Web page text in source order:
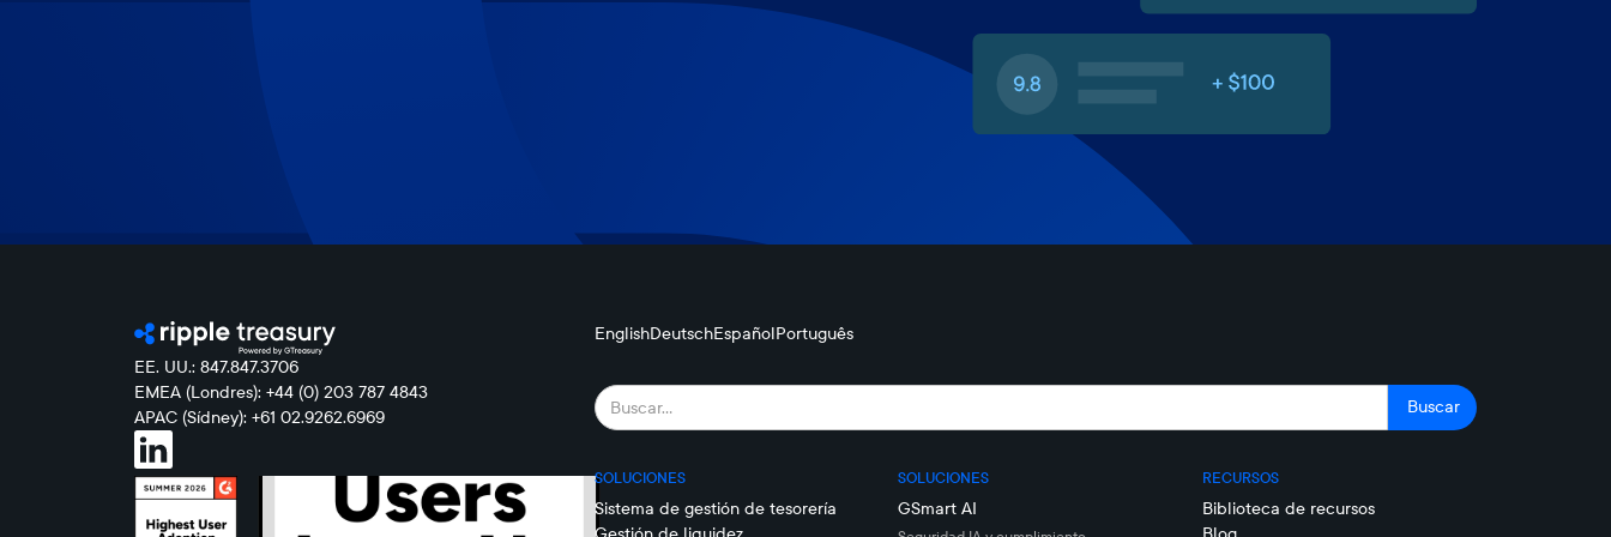
EE. UU.: 847.847.3706
EMEA (Londres): +44 (0) 203 787 4843
APAC (Sídney): +61 02.9262.6969
EnglishDeutschEspañolPortuguês
SOLUCIONES
Sistema de gestión de tesorería
SOLUCIONES
GSmart AI
RECURSOS
Biblioteca de recursos